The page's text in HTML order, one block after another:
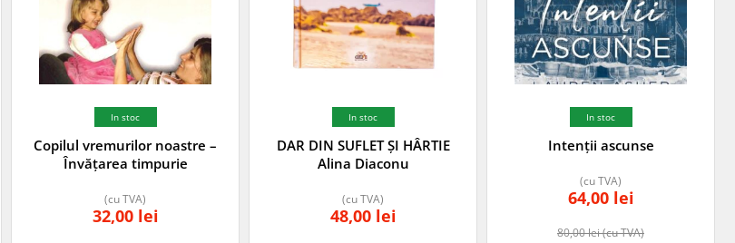
In stoc
Copilul vremurilor noastre –
Învățarea timpurie
32,00 lei
(cu TVA)
In stoc
DAR DIN SUFLET ȘI HÂRTIE
Alina Diaconu
48,00 lei
(cu TVA)
In stoc
Intenții ascunse
80,00lei(cu TVA)
64,00 lei
(cu TVA)